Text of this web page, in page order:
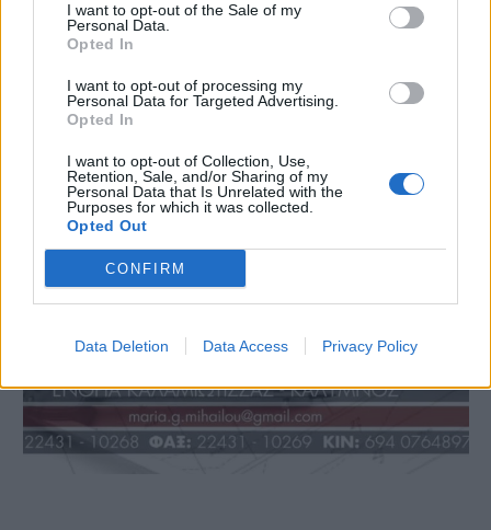
I want to opt-out of the Sale of my
Personal Data.
Opted In
I want to opt-out of processing my
Personal Data for Targeted Advertising.
Opted In
I want to opt-out of Collection, Use,
Retention, Sale, and/or Sharing of my
Personal Data that Is Unrelated with the
Purposes for which it was collected.
Opted Out
CONFIRM
Data Deletion Data Access Privacy Policy